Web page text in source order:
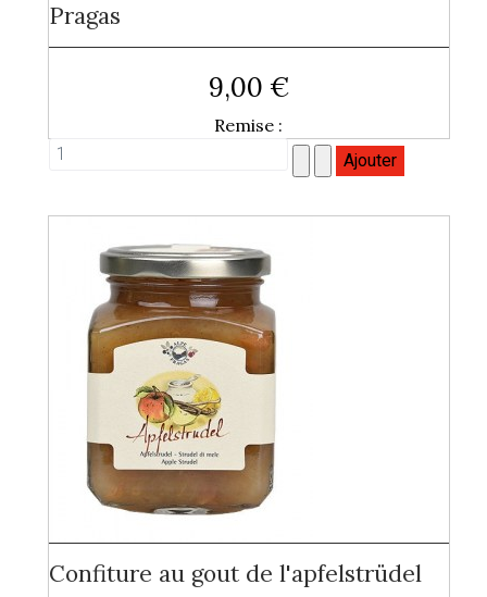
Pragas
9,00 €
Remise :
Confiture au gout de l'apfelstrüdel